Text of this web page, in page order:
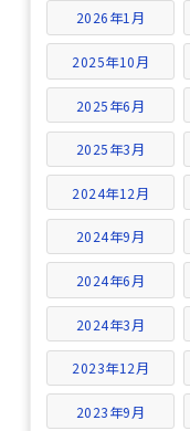
2026年1月
2025年10月
2025年6月
2025年3月
2024年12月
2024年9月
2024年6月
2024年3月
2023年12月
2023年9月